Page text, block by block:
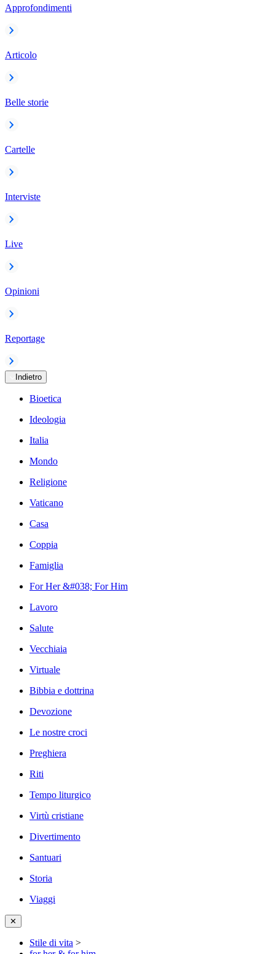
Approfondimenti
Articolo
Belle storie
Cartelle
Interviste
Live
Opinioni
Reportage
Indietro
Bioetica
Ideologia
Italia
Mondo
Religione
Vaticano
Casa
Coppia
Famiglia
For Her &#038; For Him
Lavoro
Salute
Vecchiaia
Virtuale
Bibbia e dottrina
Devozione
Le nostre croci
Preghiera
Riti
Tempo liturgico
Virtù cristiane
Divertimento
Santuari
Storia
Viaggi
✕
Stile di vita >